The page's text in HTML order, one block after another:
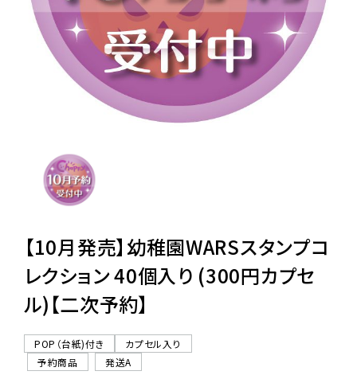
レンタル
景品・玩具・文具
販促用カプセルトイ
ご利用ガイド
06-6282-7659
【10月発売】幼稚園WARSスタンプコ
レクション 40個入り (300円カプセ
ル)【二次予約】
POP（台紙)付き
カプセル入り
予約商品
発送A